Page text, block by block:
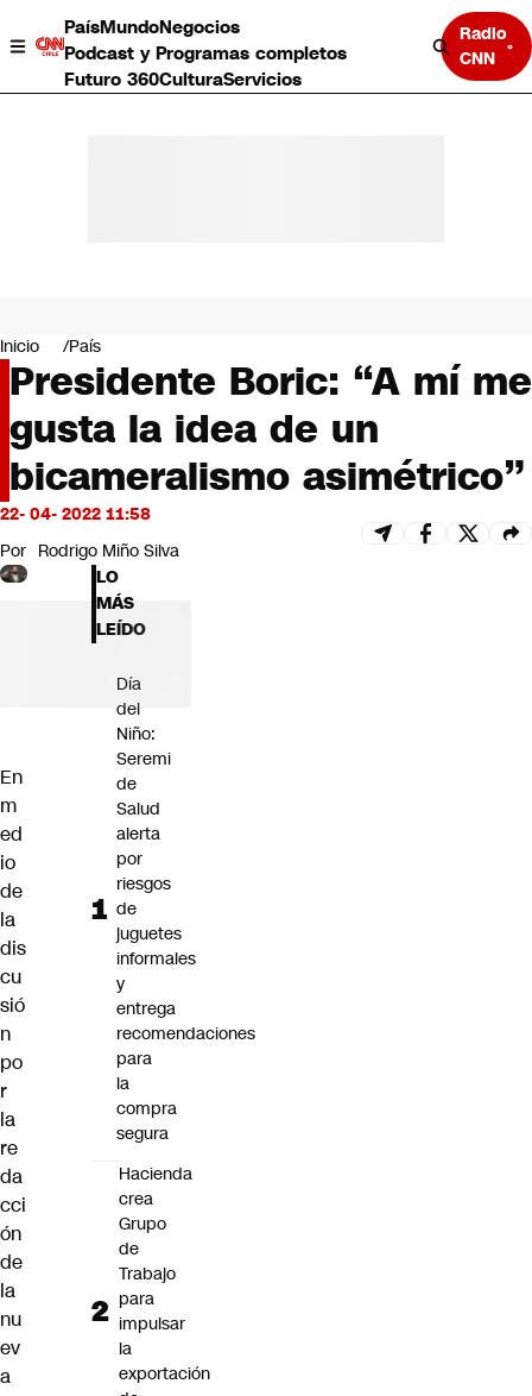
PaísMundoNegocios
Podcast y Programas completos
Futuro 360CulturaServicios
Radio
CNN
Negocios
Deportes
Programas completos
Cultura
Servicios
Bits
CNN tiempo
Futuro 360
Opinión
Inicio País
Presidente Boric: “A mí me
gusta la idea de un
bicameralismo asimétrico”
22- 04- 2022 11:58
Por Rodrigo Miño Silva
En
m
ed
io
de
la
dis
cu
sió
n
po
r
la
re
da
cci
ón
de
la
nu
ev
a
LO
MÁS
LEÍDO
Día
del
Niño:
Seremi
de
Salud
alerta
por
riesgos
de
juguetes
informales
y
entrega
recomendaciones
para
la
compra
segura
Hacienda
crea
Grupo
de
Trabajo
para
impulsar
la
exportación